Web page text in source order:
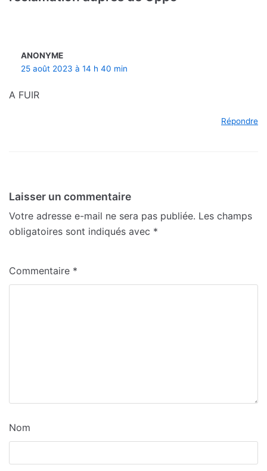
ANONYME
25 août 2023 à 14 h 40 min
A FUIR
Répondre
Laisser un commentaire
Votre adresse e-mail ne sera pas publiée. Les champs
obligatoires sont indiqués avec *
Commentaire *
Nom